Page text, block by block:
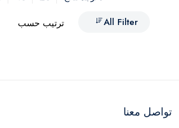
All Filter
ترتيب حسب
تواصل معنا